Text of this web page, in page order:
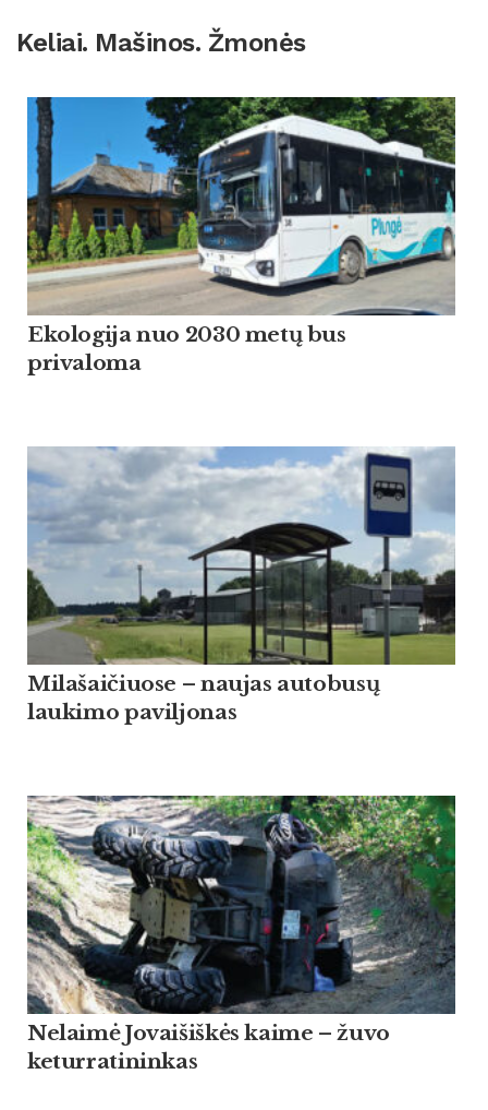
Keliai. Mašinos. Žmonės
Ekologija nuo 2030 metų bus
privaloma
Milašaičiuose – naujas autobusų
laukimo paviljonas
Nelaimė Jovaišiškės kaime – žuvo
keturratininkas